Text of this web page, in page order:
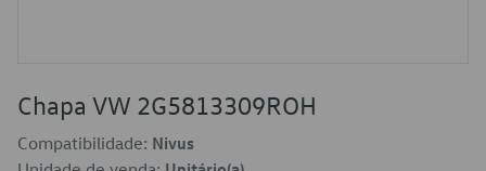
Chapa VW 2G5813309ROH
Compatibilidade: Nivus